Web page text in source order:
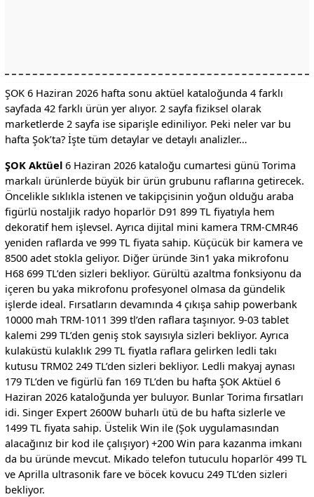
ŞOK 6 Haziran 2026 hafta sonu aktüel kataloğunda 4 farklı
sayfada 42 farklı ürün yer alıyor. 2 sayfa fiziksel olarak
marketlerde 2 sayfa ise siparişle ediniliyor. Peki neler var bu
hafta Şok’ta? İşte tüm detaylar ve detaylı analizler…
ŞOK Aktüel6 Haziran 2026 kataloğu cumartesi günü Torima
markalı ürünlerde büyük bir ürün grubunu raflarına getirecek.
Öncelikle sıklıkla istenen ve takipçisinin yoğun olduğu araba
figürlü nostaljik radyo hoparlör D91 899 TL fiyatıyla hem
dekoratif hem işlevsel. Ayrıca dijital mini kamera TRM-CMR46
yeniden raflarda ve 999 TL fiyata sahip. Küçücük bir kamera ve
8500 adet stokla geliyor. Diğer üründe 3in1 yaka mikrofonu
H68 699 TL’den sizleri bekliyor. Gürültü azaltma fonksiyonu da
içeren bu yaka mikrofonu profesyonel olmasa da gündelik
işlerde ideal. Fırsatların devamında 4 çıkışa sahip powerbank
10000 mah TRM-1011 399 tl’den raflara taşınıyor. 9-03 tablet
kalemi 299 TL’den geniş stok sayısıyla sizleri bekliyor. Ayrıca
kulaküstü kulaklık 299 TL fiyatla raflara gelirken ledli takı
kutusu TRM02 249 TL’den sizleri bekliyor. Ledli makyaj aynası
179 TL’den ve figürlü fan 169 TL’den bu hafta ŞOK Aktüel 6
Haziran 2026 kataloğunda yer buluyor. Bunlar Torima fırsatları
idi. Singer Expert 2600W buharlı ütü de bu hafta sizlerle ve
1499 TL fiyata sahip. Üstelik Win ile (Şok uygulamasından
alacağınız bir kod ile çalışıyor) +200 Win para kazanma imkanı
da bu üründe mevcut. Mikado telefon tutuculu hoparlör 499 TL
ve Aprilla ultrasonik fare ve böcek kovucu 249 TL’den sizleri
bekliyor.